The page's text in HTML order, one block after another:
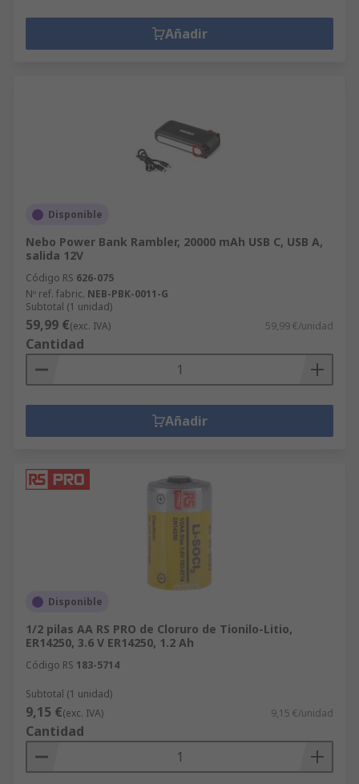
Añadir
Disponible
Nebo Power Bank Rambler, 20000 mAh USB C, USB A,
salida 12V
Código RS 626-075
Nº ref. fabric. NEB-PBK-0011-G
Subtotal (1 unidad)
59,99 €(exc. IVA) 59,99 €/unidad
Cantidad
Añadir
Disponible
1/2 pilas AA RS PRO de Cloruro de Tionilo-Litio,
ER14250, 3.6 V ER14250, 1.2 Ah
Código RS 183-5714
Subtotal (1 unidad)
9,15 €(exc. IVA) 9,15 €/unidad
Cantidad